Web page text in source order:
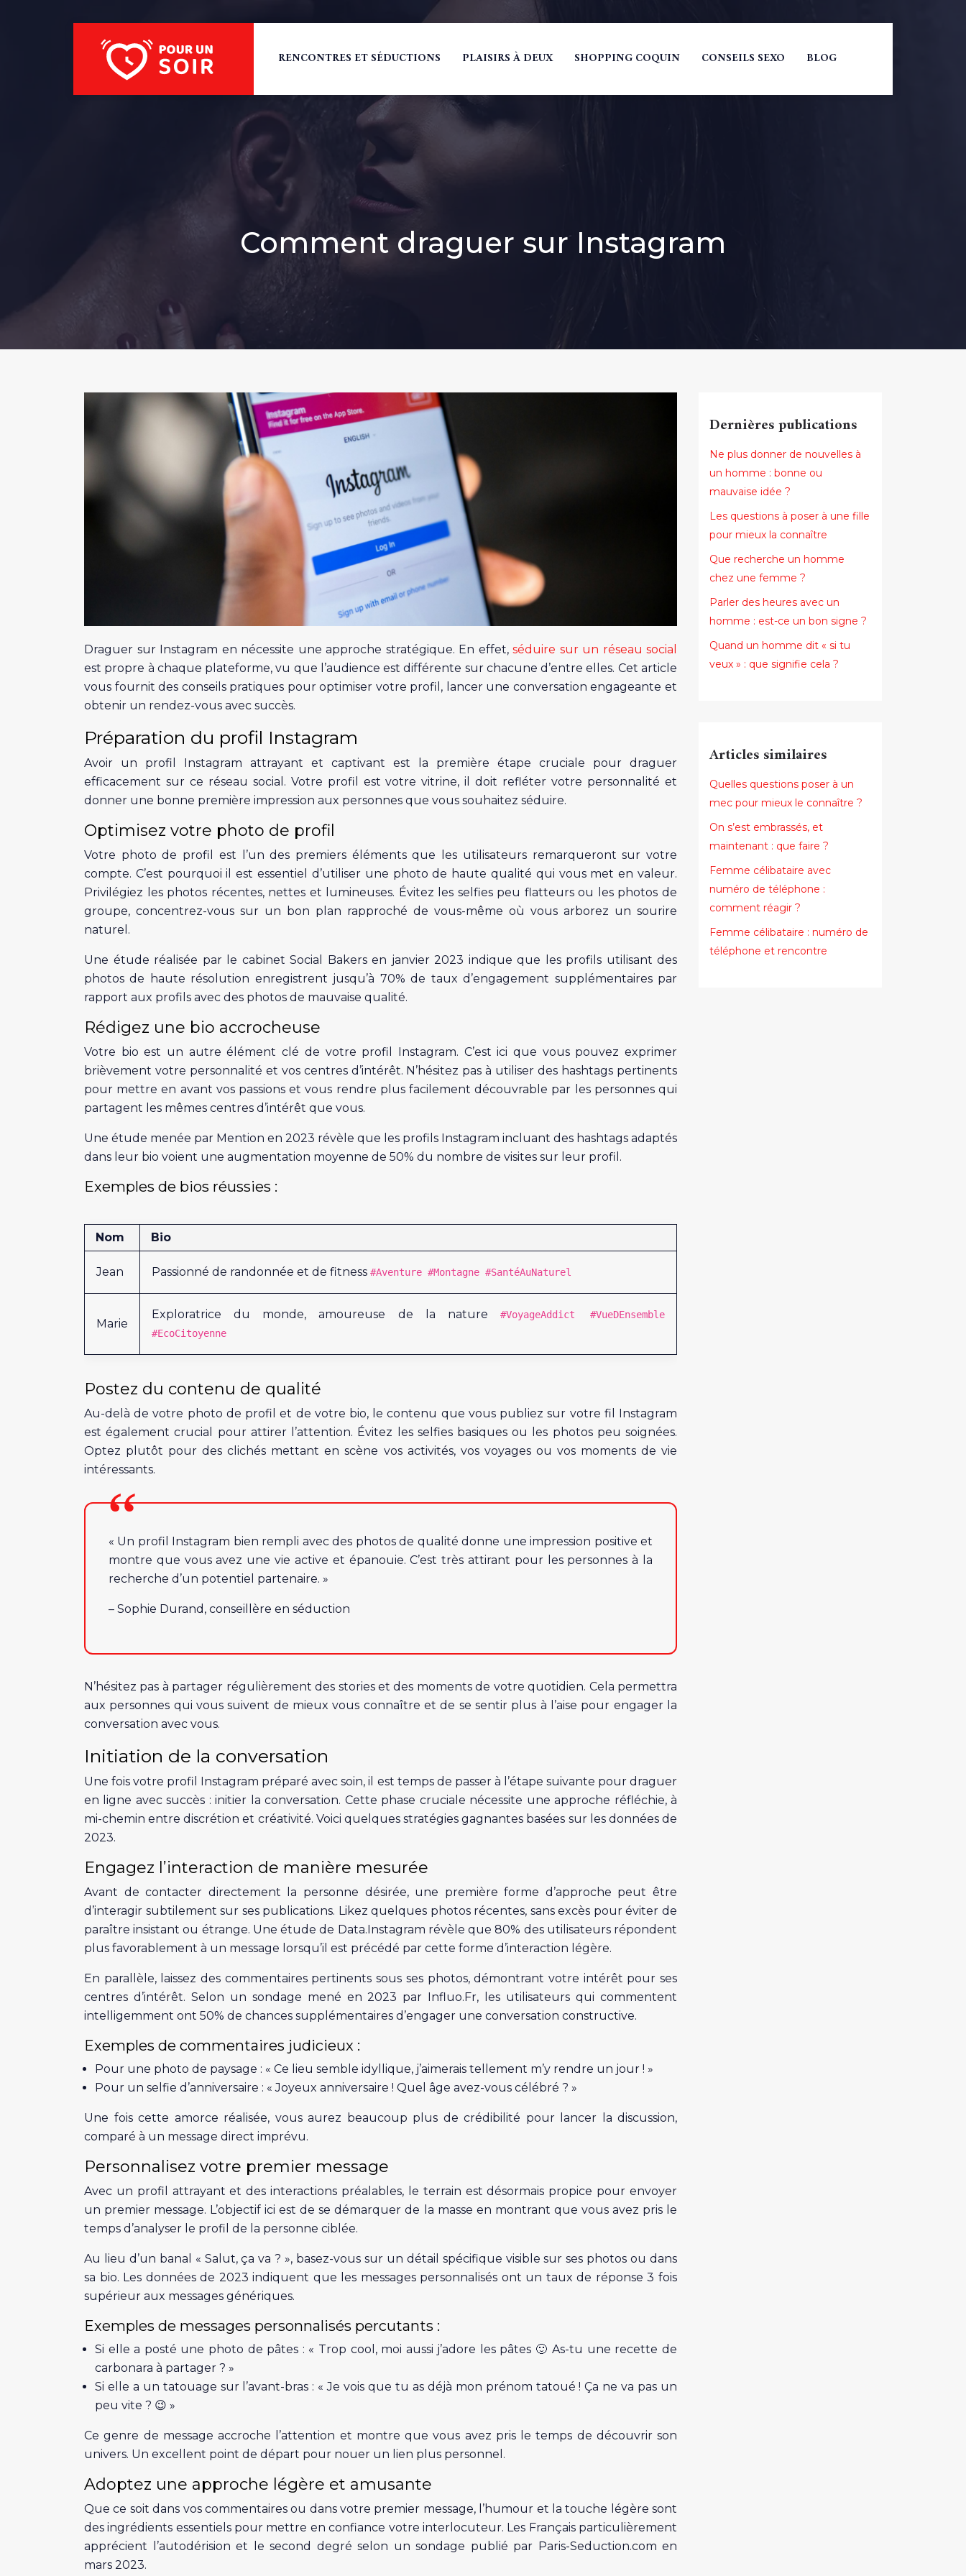
RENCONTRES ET SÉDUCTIONS PLAISIRS À DEUX SHOPPING COQUIN CONSEILS SEXO BLOG
Comment draguer sur Instagram
Draguer sur Instagram en nécessite une approche stratégique. En effet, séduire sur un réseau social
est propre à chaque plateforme, vu que l’audience est différente sur chacune d’entre elles. Cet article
vous fournit des conseils pratiques pour optimiser votre profil, lancer une conversation engageante et
obtenir un rendez-vous avec succès.
Préparation du profil Instagram
Avoir un profil Instagram attrayant et captivant est la première étape cruciale pour draguer
efficacement sur ce réseau social. Votre profil est votre vitrine, il doit refléter votre personnalité et
donner une bonne première impression aux personnes que vous souhaitez séduire.
Optimisez votre photo de profil
Votre photo de profil est l’un des premiers éléments que les utilisateurs remarqueront sur votre
compte. C’est pourquoi il est essentiel d’utiliser une photo de haute qualité qui vous met en valeur.
Privilégiez les photos récentes, nettes et lumineuses. Évitez les selfies peu flatteurs ou les photos de
groupe, concentrez-vous sur un bon plan rapproché de vous-même où vous arborez un sourire
naturel.
Une étude réalisée par le cabinet Social Bakers en janvier 2023 indique que les profils utilisant des
photos de haute résolution enregistrent jusqu’à 70% de taux d’engagement supplémentaires par
rapport aux profils avec des photos de mauvaise qualité.
Rédigez une bio accrocheuse
Votre bio est un autre élément clé de votre profil Instagram. C’est ici que vous pouvez exprimer
brièvement votre personnalité et vos centres d’intérêt. N’hésitez pas à utiliser des hashtags pertinents
pour mettre en avant vos passions et vous rendre plus facilement découvrable par les personnes qui
partagent les mêmes centres d’intérêt que vous.
Une étude menée par Mention en 2023 révèle que les profils Instagram incluant des hashtags adaptés
dans leur bio voient une augmentation moyenne de 50% du nombre de visites sur leur profil.
Exemples de bios réussies :
Nom Bio
Jean Passionné de randonnée et de fitness #Aventure #Montagne #SantéAuNaturel
Marie
Exploratrice du monde, amoureuse de la nature
#VoyageAddict #VueDEnsemble
#EcoCitoyenne
Postez du contenu de qualité
Au-delà de votre photo de profil et de votre bio, le contenu que vous publiez sur votre fil Instagram
est également crucial pour attirer l’attention. Évitez les selfies basiques ou les photos peu soignées.
Optez plutôt pour des clichés mettant en scène vos activités, vos voyages ou vos moments de vie
intéressants.
« Un profil Instagram bien rempli avec des photos de qualité donne une impression positive et
montre que vous avez une vie active et épanouie. C’est très attirant pour les personnes à la
recherche d’un potentiel partenaire. »
– Sophie Durand, conseillère en séduction
N’hésitez pas à partager régulièrement des stories et des moments de votre quotidien. Cela permettra
aux personnes qui vous suivent de mieux vous connaître et de se sentir plus à l’aise pour engager la
conversation avec vous.
Initiation de la conversation
Une fois votre profil Instagram préparé avec soin, il est temps de passer à l’étape suivante pour draguer
en ligne avec succès : initier la conversation. Cette phase cruciale nécessite une approche réfléchie, à
mi-chemin entre discrétion et créativité. Voici quelques stratégies gagnantes basées sur les données de
2023.
Engagez l’interaction de manière mesurée
Avant de contacter directement la personne désirée, une première forme d’approche peut être
d’interagir subtilement sur ses publications. Likez quelques photos récentes, sans excès pour éviter de
paraître insistant ou étrange. Une étude de Data.Instagram révèle que 80% des utilisateurs répondent
plus favorablement à un message lorsqu’il est précédé par cette forme d’interaction légère.
En parallèle, laissez des commentaires pertinents sous ses photos, démontrant votre intérêt pour ses
centres d’intérêt. Selon un sondage mené en 2023 par Influo.Fr, les utilisateurs qui commentent
intelligemment ont 50% de chances supplémentaires d’engager une conversation constructive.
Exemples de commentaires judicieux :
Pour une photo de paysage : « Ce lieu semble idyllique, j’aimerais tellement m’y rendre un jour ! »
Pour un selfie d’anniversaire : « Joyeux anniversaire ! Quel âge avez-vous célébré ? »
Une fois cette amorce réalisée, vous aurez beaucoup plus de crédibilité pour lancer la discussion,
comparé à un message direct imprévu.
Personnalisez votre premier message
Avec un profil attrayant et des interactions préalables, le terrain est désormais propice pour envoyer
un premier message. L’objectif ici est de se démarquer de la masse en montrant que vous avez pris le
temps d’analyser le profil de la personne ciblée.
Au lieu d’un banal « Salut, ça va ? », basez-vous sur un détail spécifique visible sur ses photos ou dans
sa bio. Les données de 2023 indiquent que les messages personnalisés ont un taux de réponse 3 fois
supérieur aux messages génériques.
Exemples de messages personnalisés percutants :
Si elle a posté une photo de pâtes : « Trop cool, moi aussi j’adore les pâtes 🙂 As-tu une recette de
carbonara à partager ? »
Si elle a un tatouage sur l’avant-bras : « Je vois que tu as déjà mon prénom tatoué ! Ça ne va pas un
peu vite ? 😉 »
Ce genre de message accroche l’attention et montre que vous avez pris le temps de découvrir son
univers. Un excellent point de départ pour nouer un lien plus personnel.
Adoptez une approche légère et amusante
Que ce soit dans vos commentaires ou dans votre premier message, l’humour et la touche légère sont
des ingrédients essentiels pour mettre en confiance votre interlocuteur. Les Français particulièrement
apprécient l’autodérision et le second degré selon un sondage publié par Paris-Seduction.com en
mars 2023.
Dernières publications
Ne plus donner de nouvelles à
un homme : bonne ou
mauvaise idée ?
Les questions à poser à une fille
pour mieux la connaître
Que recherche un homme
chez une femme ?
Parler des heures avec un
homme : est-ce un bon signe ?
Quand un homme dit « si tu
veux » : que signifie cela ?
Articles similaires
Quelles questions poser à un
mec pour mieux le connaître ?
On s’est embrassés, et
maintenant : que faire ?
Femme célibataire avec
numéro de téléphone :
comment réagir ?
Femme célibataire : numéro de
téléphone et rencontre